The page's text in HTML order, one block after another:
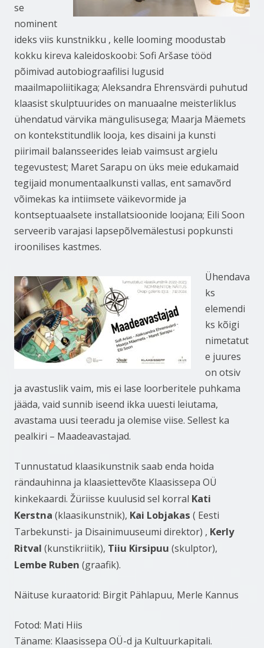
se
nominent
ideks viis kunstnikku , kelle looming moodustab
kokku kireva kaleidoskoobi: Sofi Aršase tööd
põimivad autobiograafilisi lugusid
maailmapoliitikaga; Aleksandra Ehrensvärdi puhutud
klaasist skulptuurides on manuaalne meisterliklus
ühendatud värvika mängulisusega; Maarja Mäemets
on kontekstitundlik looja, kes disaini ja kunsti
piirimail balansseerides leiab vaimsust argielu
tegevustest; Maret Sarapu on üks meie edukamaid
tegijaid monumentaalkunsti vallas, ent samavõrd
võimekas ka intiimsete väikevormide ja
kontseptuaalsete installatsioonide loojana; Eili Soon
serveerib varajasi lapsepõlvemälestusi popkunsti
iroonilises kastmes.
Ühendava
ks
elemendi
ks kõigi
nimetatut
e juures
on otsiv
ja avastuslik vaim, mis ei lase loorberitele puhkama
jääda, vaid sunnib iseend ikka uuesti leiutama,
avastama uusi teeradu ja olemise viise. Sellest ka
pealkiri – Maadeavastajad.
Tunnustatud klaasikunstnik saab enda hoida
rändauhinna ja klaasiettevõte Klaasissepa OÜ
kinkekaardi. Žüriisse kuulusid sel korral Kati
Kerstna (klaasikunstnik), Kai Lobjakas ( Eesti
Tarbekunsti- ja Disainimuuseumi direktor) , Kerly
Ritval (kunstikriitik), Tiiu Kirsipuu (skulptor),
Lembe Ruben (graafik).
Näituse kuraatorid: Birgit Pählapuu, Merle Kannus
Fotod: Mati Hiis
Täname: Klaasissepa OÜ-d ja Kultuurkapitali.